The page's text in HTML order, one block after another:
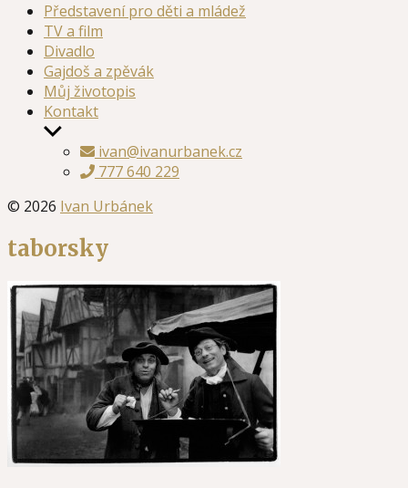
Představení pro děti a mládež
TV a film
Divadlo
Gajdoš a zpěvák
Můj životopis
Kontakt
Zobrazit
podmenuivan@ivanurbanek.cz
777 640 229
© 2026 Ivan Urbánek
taborsky